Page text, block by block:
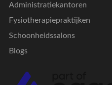
Administratiekantoren
Fysiotherapiepraktijken
Schoonheidssalons
Blogs